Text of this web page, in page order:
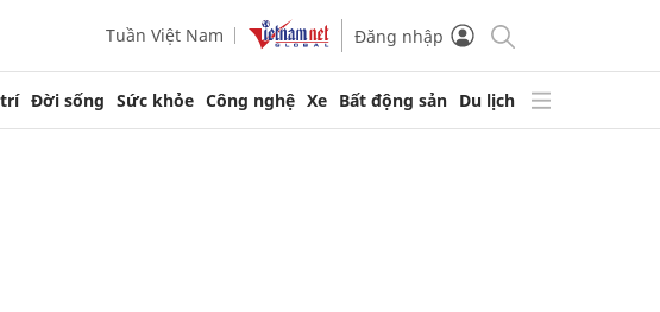
Tuần Việt Nam Đăng nhập
trí Đời sống Sức khỏe Công nghệ Xe Bất động sản Du lịch